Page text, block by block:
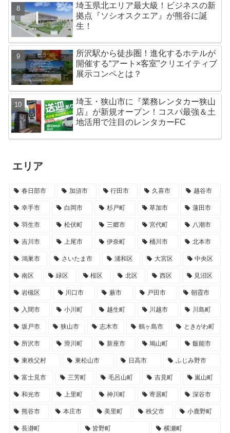
埼玉県北エリア最大級！ビジネスの新
拠点『ソシオスクエア』が熊谷に誕
生！
所沢駅から徒歩圏！進化するホテルが
開催する“アート×客室”クリエイティブ
展示コンペとは？
埼玉・狭山市に『業務レンタカー狭山
店』が新規オープン！コスパ最強＆土
地活用で注目のレンタカーFC
エリア
春日部市 加須市 行田市 久喜市 越谷市
幸手市 白岡市 杉戸町 草加市 蓮田市
羽生市 松伏町 三郷市 宮代町 八潮市
吉川市 上尾市 伊奈町 桶川市 北本市
鴻巣市 さいたま市 浦和区 大宮区 中央区
南区 緑区 桜区 北区 西区 見沼区
岩槻区 川口市 蕨市 戸田市 朝霞市
入間市 小川町 越生町 川越市 川島町
坂戸市 狭山市 志木市 鶴ヶ島市 ときがわ町
所沢市 滑川町 新座市 鳩山町 飯能市
東秩父村 東松山市 日高市 ふじみ野市
富士見市 三芳町 毛呂山町 吉見町 嵐山町
和光市 上里町 神川町 寄居町 深谷市
熊谷市 本庄市 美里町 秩父市 小鹿野町
長瀞町 皆野町 横瀬町